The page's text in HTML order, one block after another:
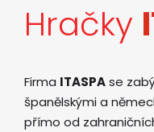
Hračky
Firma ITASPAse
španělskými a
přímo od